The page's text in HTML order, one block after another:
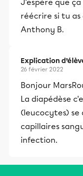
et
J'espère que
réécrire si tu as
Anthony B.
Explication
26 février 2022
Bonjour
La diapédèse
(leucocytes) se
capillaires
infection.